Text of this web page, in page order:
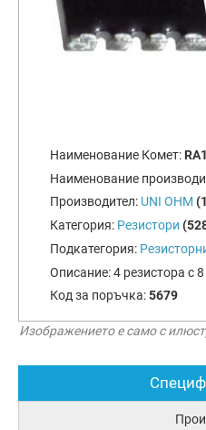
Наименование Комет:
Наименование
Производител: UNI OHM
Категория: Резистори
Подкатегория:
Описание:4 резистора с
Код за поръчка:5679
Изображението е само с